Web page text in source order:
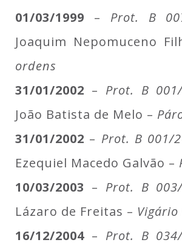
01/03/1999 – Prot. B
Joaquim Nepomuceno
ordens
31/01/2002 – Prot. B
João Batista de Melo –
31/01/2002 – Prot. B 001/
Ezequiel Macedo Galvão –
10/03/2003 – Prot. B
Lázaro de Freitas –
16/12/2004 – Prot. B